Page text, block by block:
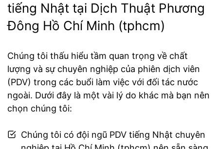
tiếng Nhật tại Dịch Thuật Phương
Đông Hồ Chí Minh (tphcm)
Chúng tôi thấu hiểu tầm quan trọng về chất
lượng và sự chuyên nghiệp của phiên dịch viên
(PDV) trong các buổi làm việc với đối tác nước
ngoài. Dưới đây là một vài lý do khác mà bạn nên
chọn chúng tôi:
Chúng tôi có đội ngũ PDV tiếng Nhật chuyên